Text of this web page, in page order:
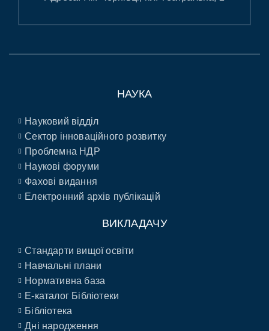
НАУКА
Науковий відділ
Сектор інноваційного розвитку
Проблемна НДР
Наукові форуми
Фахові видання
Електронний архів публікацій
ВИКЛАДАЧУ
Стандарти вищої освіти
Навчальні плани
Нормативна база
E-каталог Бібліотеки
Бібліотека
Дні народження